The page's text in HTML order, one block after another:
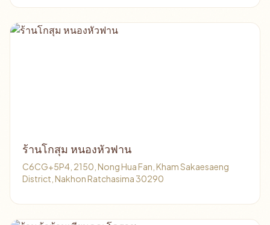
ร้านโกสุม หนองหัวฟาน
C6CG+5P4, 2150, Nong Hua Fan, Kham Sakaesaeng
District, Nakhon Ratchasima 30290